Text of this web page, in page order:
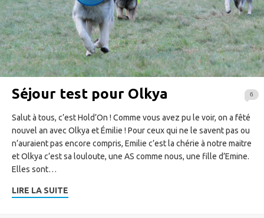
6
Séjour test pour Olkya
Salut à tous, c’est Hold’On ! Comme vous avez pu le voir, on a fêté
nouvel an avec Olkya et Émilie ! Pour ceux qui ne le savent pas ou
n’auraient pas encore compris, Emilie c’est la chérie à notre maitre
et Olkya c’est sa louloute, une AS comme nous, une fille d’Emine.
Elles sont…
LIRE LA SUITE